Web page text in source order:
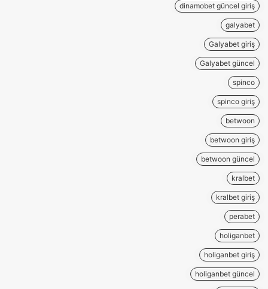
dinamobet güncel giriş
galyabet
Galyabet giriş
Galyabet güncel
spinco
spinco giriş
betwoon
betwoon giriş
betwoon güncel
kralbet
kralbet giriş
perabet
holiganbet
holiganbet giriş
holiganbet güncel